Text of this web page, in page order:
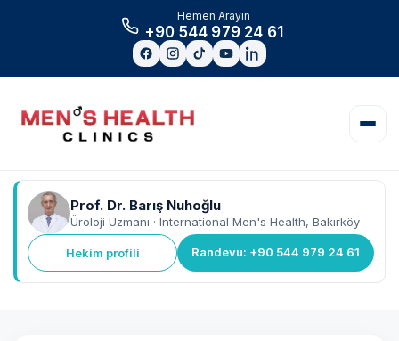
Hemen Arayın
+90 544 979 24 61
Prof. Dr. Barış Nuhoğlu
Üroloji Uzmanı · International Men's Health, Bakırköy
Hekim profili Randevu: +90 544 979 24 61